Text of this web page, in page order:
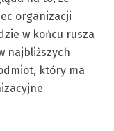
organizacji
w końcu rusza
najbliższych
który ma